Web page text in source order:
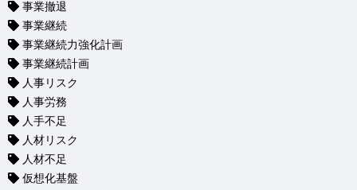
事業撤退
事業継続
事業継続力強化計画
事業継続計画
人事リスク
人事労務
人手不足
人材リスク
人材不足
仮想化基盤